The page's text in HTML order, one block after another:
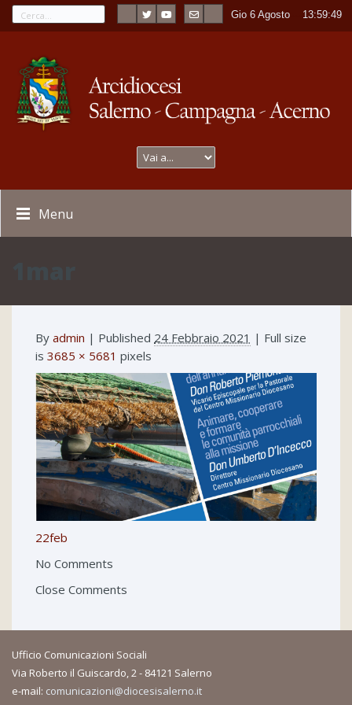
Gio 6 Agosto 13:59:49
Menu
By admin | Published 24 Febbraio 2021 | Full size
is 3685 × 5681 pixels
22feb
No Comments
Close Comments
Ufficio Comunicazioni Sociali
Via Roberto il Guiscardo, 2 - 84121 Salerno
e-mail: comunicazioni@diocesisalerno.it